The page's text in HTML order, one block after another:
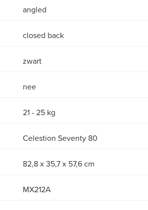
angled
closed back
zwart
nee
21 - 25 kg
Celestion Seventy 80
82,8 x 35,7 x 57,6 cm
MX212A